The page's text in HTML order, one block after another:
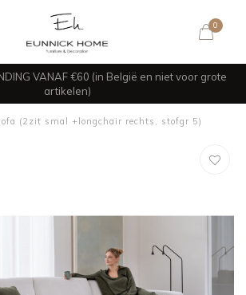
0
VANAF €60 (in België en niet voor grote
artikelen)
(2zit smal +longchair rechts, stofgr 5)